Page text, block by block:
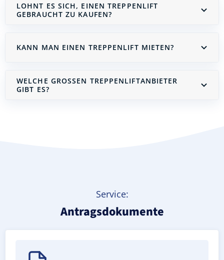
LOHNT ES SICH, EINEN TREPPENLIFT
GEBRAUCHT ZU KAUFEN?
KANN MAN EINEN TREPPENLIFT MIETEN?
WELCHE GROSSEN TREPPENLIFTANBIETER G
IBT ES?
Service:
Antragsdokumente